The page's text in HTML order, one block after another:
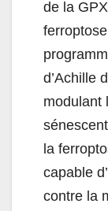
de la
d’Achille
modulant
la
capable
contre la